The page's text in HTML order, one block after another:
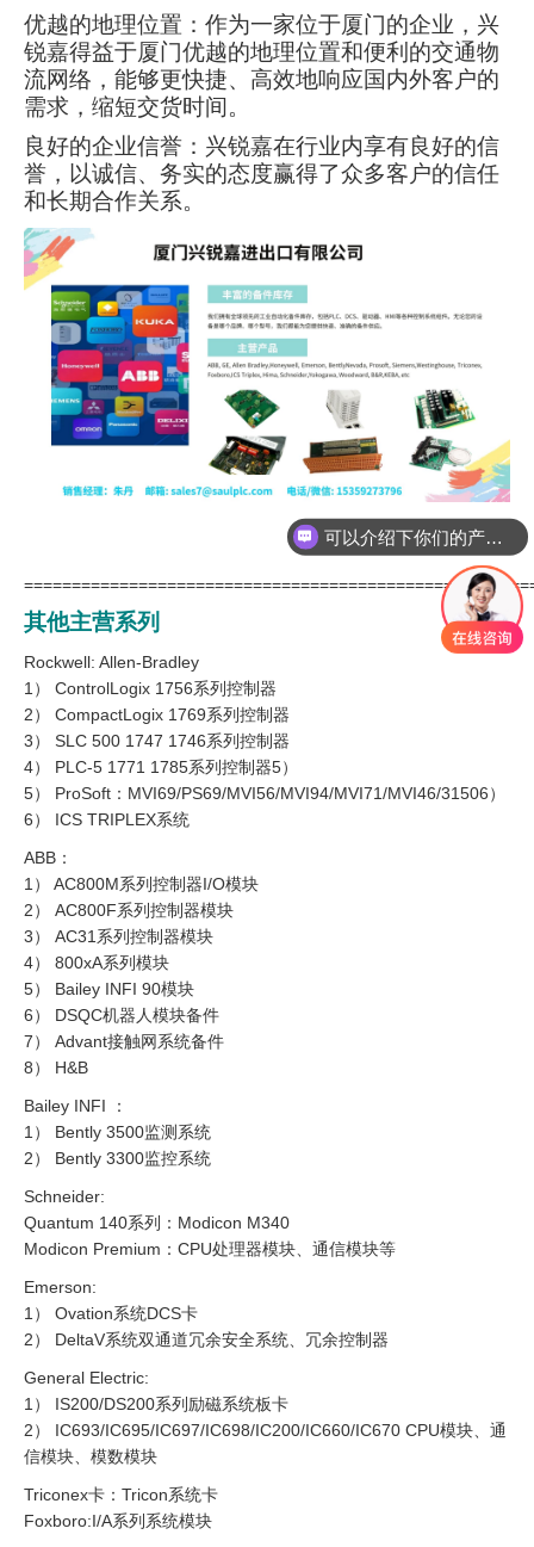
优越的地理位置：作为一家位于厦门的企业，兴
锐嘉得益于厦门优越的地理位置和便利的交通物
流网络，能够更快捷、高效地响应国内外客户的
需求，缩短交货时间。
良好的企业信誉：兴锐嘉在行业内享有良好的信
誉，以诚信、务实的态度赢得了众多客户的信任
和长期合作关系。
其他主营系列
Rockwell: Allen-Bradley
1） ControlLogix 1756系列控制器
2） CompactLogix 1769系列控制器
3） SLC 500 1747 1746系列控制器
4） PLC-5 1771 1785系列控制器5）
5） ProSoft：MVI69/PS69/MVI56/MVI94/MVI71/MVI46/31506）
6） ICS TRIPLEX系统
ABB：
1） AC800M系列控制器I/O模块
2） AC800F系列控制器模块
3） AC31系列控制器模块
4） 800xA系列模块
5） Bailey INFI 90模块
6） DSQC机器人模块备件
7） Advant接触网系统备件
8） H&B
Bailey INFI ：
1） Bently 3500监测系统
2） Bently 3300监控系统
Schneider:
Quantum 140系列：Modicon M340
Modicon Premium：CPU处理器模块、通信模块等
Emerson:
1） Ovation系统DCS卡
2） DeltaV系统双通道冗余安全系统、冗余控制器
General Electric:
1） IS200/DS200系列励磁系统板卡
2） IC693/IC695/IC697/IC698/IC200/IC660/IC670 CPU模块、通
信模块、模数模块
Triconex卡：Tricon系统卡
Foxboro:I/A系列系统模块
可以介绍下你们的产品么
你们是怎么收费的呢